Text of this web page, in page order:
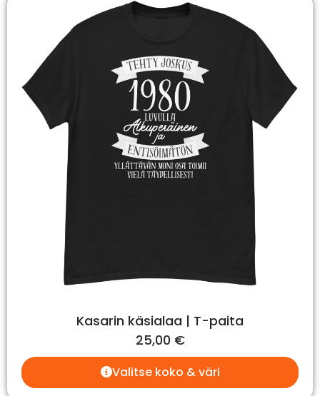
Kasarin käsialaa | T-paita
25,00 €
Valitse koko & väri